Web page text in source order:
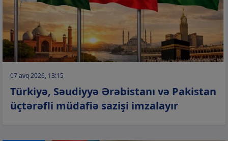
07 avq 2026, 13:15
Türkiyə, Səudiyyə Ərəbistanı və Pakistan
üçtərəfli müdafiə sazişi imzalayır